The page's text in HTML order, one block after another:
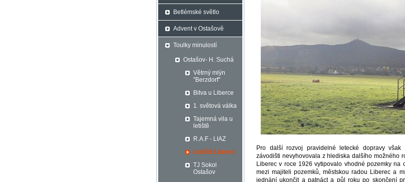
Pro další rozvoj pravidelné letecké dopravy
závodišti nevyhovovala z hlediska dalšího možného
Liberec v roce 1926 vytipovalo vhodné pozemky
mezi majiteli pozemků, městskou radou Liberec a
jednání ukončit a patnáct a půl roku po skončení
Betlémské světlo
Advent v Ostašově
Toulky minulostí
Ostašov- H. Suchá
Větrný mlýn
"Berzdorf"
Bitva u Liberce
1. světová válka
Tajemná vila u
letiště
R.A.F - LIAZ
Letiště Liberec
TJ Sokol
Ostašov